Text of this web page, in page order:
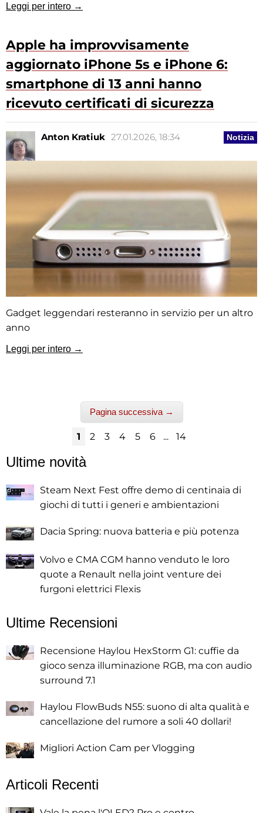
Leggi per intero →
Apple ha improvvisamente
aggiornato iPhone 5s e iPhone 6:
smartphone di 13 anni hanno
ricevuto certificati di sicurezza
Notizia
Anton Kratiuk 27.01.2026, 18:34
Gadget leggendari resteranno in servizio per un altro
anno
Leggi per intero →
Pagina successiva →
1 2 3 4 5 6 ... 14
Ultime novità
Steam Next Fest offre demo di centinaia di
giochi di tutti i generi e ambientazioni
Dacia Spring: nuova batteria e più potenza
Volvo e CMA CGM hanno venduto le loro
quote a Renault nella joint venture dei
furgoni elettrici Flexis
Ultime Recensioni
Recensione Haylou HexStorm G1: cuffie da
gioco senza illuminazione RGB, ma con audio
surround 7.1
Haylou FlowBuds N55: suono di alta qualità e
cancellazione del rumore a soli 40 dollari!
Migliori Action Cam per Vlogging
Articoli Recenti